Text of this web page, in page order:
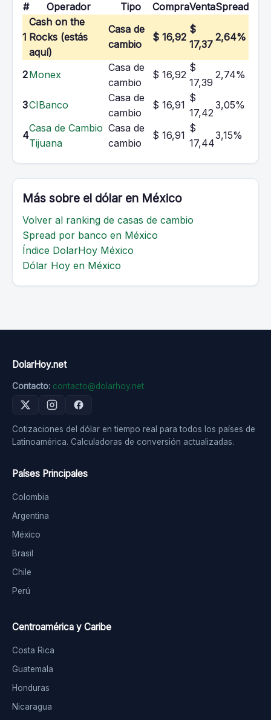
# Operador Tipo CompraVentaSpread
1
Cash on the
Rocks (estás
aquí)
Casa de
cambio
$ 16,92
$
17,37
2,64%
2Monex
Casa de
cambio
$ 16,92
$
17,39
2,74%
3CIBanco
Casa de
cambio
$ 16,91
$
17,42
3,05%
4
Casa de Cambio
Tijuana
Casa de
cambio
$ 16,91
$
17,44
3,15%
Más sobre el dólar en México
Volver al ranking de casas de cambio
Spread por banco en México
Índice DolarHoy México
Dólar Hoy en México
DolarHoy.net
Contacto: contacto@dolarhoy.net
Cotizaciones del dólar en tiempo real para todos los países de
Latinoamérica. Calculadoras de conversión actualizadas.
Países Principales
Colombia
Argentina
México
Brasil
Chile
Perú
Centroamérica y Caribe
Costa Rica
Guatemala
Honduras
Nicaragua